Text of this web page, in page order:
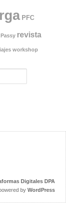
PFC
revista
workshop
Digitales DPA
by WordPress